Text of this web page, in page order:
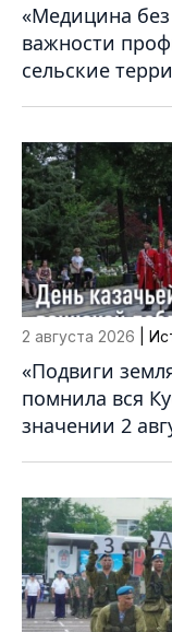
«Медицина
важности
сельские
2 августа 2026 |
«Подвиги
помнила вся
значении 2